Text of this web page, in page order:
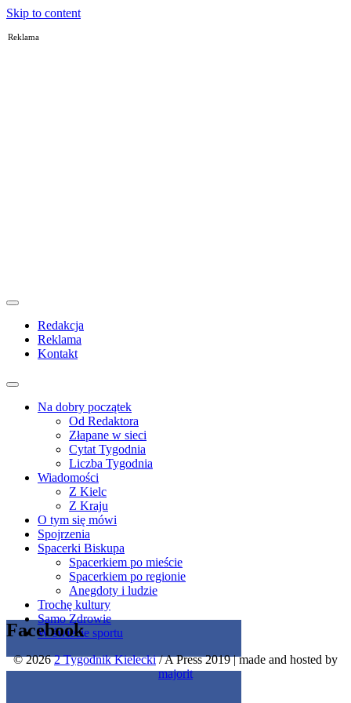
Skip to content
Reklama
Redakcja
Reklama
Kontakt
Na dobry początek
Od Redaktora
Złapane w sieci
Cytat Tygodnia
Liczba Tygodnia
Wiadomości
Z Kielc
Z Kraju
O tym się mówi
Spojrzenia
Spacerki Biskupa
Spacerkiem po mieście
Spacerkiem po regionie
Anegdoty i ludzie
Trochę kultury
Samo Zdrowie
W świecie sportu
© 20262 Tygodnik Kielecki/ A Press 2019|made and hosted by
majorit
Facebook
Get the Facebook Likebox Slider Pro for WordPress